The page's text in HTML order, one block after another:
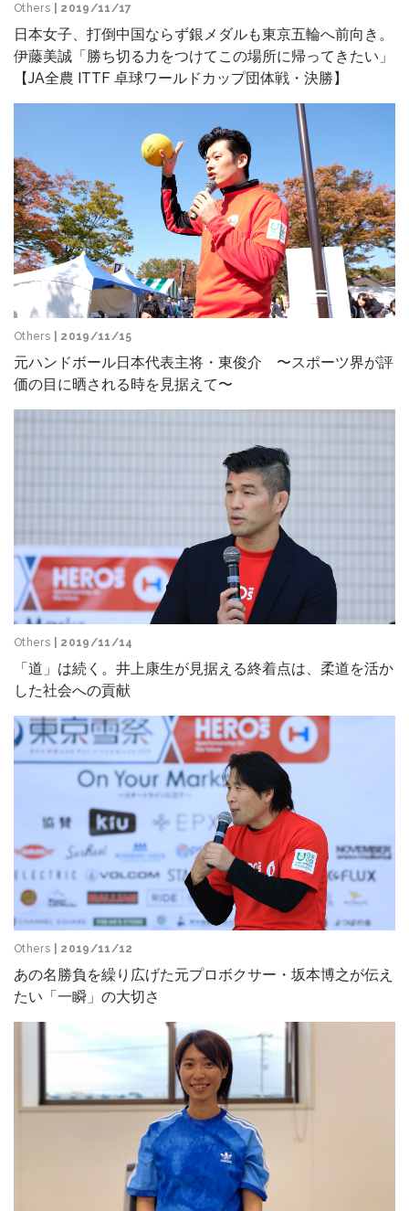
Others | 2019/11/17
日本女子、打倒中国ならず銀メダルも東京五輪へ前向き。
伊藤美誠「勝ち切る力をつけてこの場所に帰ってきたい」
【JA全農 ITTF 卓球ワールドカップ団体戦・決勝】
Others | 2019/11/15
元ハンドボール日本代表主将・東俊介 〜スポーツ界が評
価の目に晒される時を見据えて〜
Others | 2019/11/14
「道」は続く。井上康生が見据える終着点は、柔道を活か
した社会への貢献
Others | 2019/11/12
あの名勝負を繰り広げた元プロボクサー・坂本博之が伝え
たい「一瞬」の大切さ